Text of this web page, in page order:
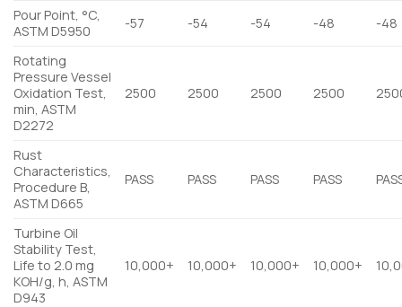
Pour Point, °C,
ASTM D5950
-57 -54 -54 -48 -48
Rotating
Pressure Vessel
Oxidation Test,
min, ASTM
D2272
2500 2500 2500 2500
Rust
Characteristics,
Procedure B,
ASTM D665
PASS PASS PASS PASS
Turbine Oil
Stability Test,
Life to 2.0 mg
KOH/g, h, ASTM
D943
10,000+ 10,000+ 10,000+ 10,000+